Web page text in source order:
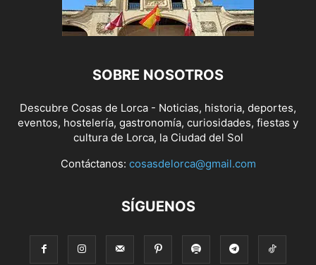
SOBRE NOSOTROS
Descubre Cosas de Lorca - Noticias, historia, deportes,
eventos, hostelería, gastronomía, curiosidades, fiestas y
cultura de Lorca, la Ciudad del Sol
Contáctanos: cosasdelorca@gmail.com
SÍGUENOS